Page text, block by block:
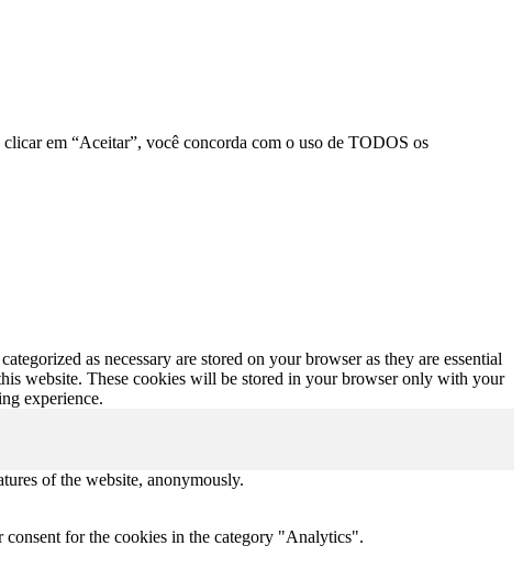
em “Aceitar”, você concorda com o uso de TODOS os
as necessary are stored on your browser as they are essential
website. These cookies will be stored in your browser only with your
experience.
of the website, anonymously.
for the cookies in the category "Analytics".